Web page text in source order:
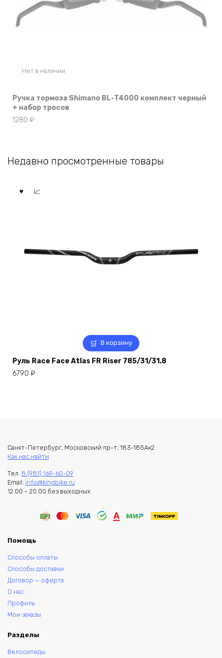
Нет в наличии
Ручка тормоза Shimano BL-T4000 комплект черный
+ набор тросов
1280 ₽
Недавно просмотренные товары
В корзину
Руль Race Face Atlas FR Riser 785/31/31.8
6790 ₽
Санкт-Петербург, Московский пр-т, 183-185Ак2
Как нас найти
Тел: 8 (981) 169-60-09
Email: info@kingbike.ru
12.00 – 20.00 без выходных
Помощь
Способы оплаты
Способы доставки
Договор — оферта
О нас
Профиль
Мои заказы
Разделы
Велосипеды